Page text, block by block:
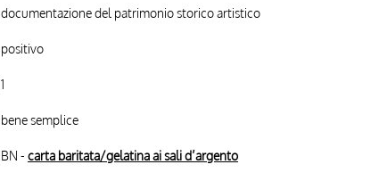
documentazione del patrimonio storico artistico
positivo
1
bene semplice
BN - carta baritata/gelatina ai sali d’argento